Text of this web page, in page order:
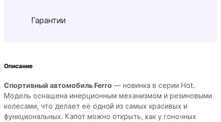
Гарантии
Описание
Спортивный автомобиль Ferro — новинка в серии Hot.
Модель оснащена инерционным механизмом и резиновыми
колесами, что делает её одной из самых красивых и
функциональных. Капот можно открыть, как у гоночных